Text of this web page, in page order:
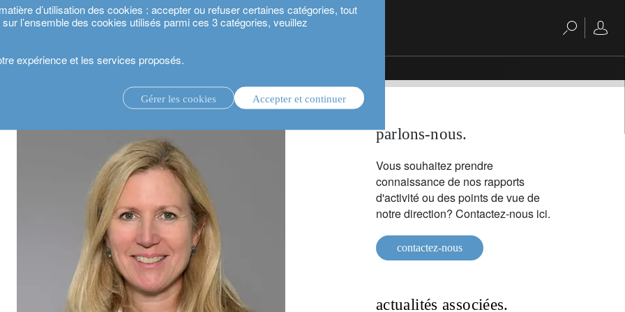
d’utilisation des cookies : accepter ou refuser certaines catégories, tout
l’ensemble des cookies utilisés parmi ces 3 catégories, veuillez
expérience et les services proposés.
Gérer les cookies Accepter et continuer
service de conseil en investissement.
B Corp», interview avec Ebba Lepage, notre Head of Corporate Sustainability
parlons-nous.
Vous souhaitez prendre
connaissance de nos rapports
d'activité ou des points de vue de
notre direction? Contactez-nous ici.
contactez-nous
actualités associées.